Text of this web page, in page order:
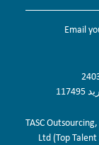
Email
TASC
Ltd (Top